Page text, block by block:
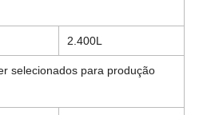
2.400L
selecionados para produção